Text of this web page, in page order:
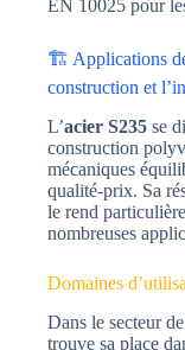
EN 10025 pour
🏗️ Applications
construction et
L’acier S235 se
construction
mécaniques
qualité-prix. Sa
le rend
nombreuses
Domaines
Dans le secteur
trouve sa place